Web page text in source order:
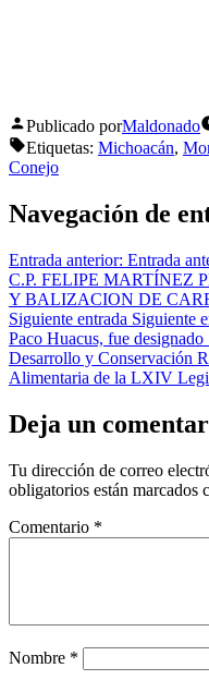
Publicado porMaldonado
Etiquetas: Michoacán,
Conejo
Navegación de
Entrada anterior: Entrada
C.P. FELIPE MARTÍNEZ
Y BALIZACION DE
Siguiente entrada Siguiente
Paco Huacus, fue
Desarrollo y Conservación
Alimentaria de la LXIV
Deja un
Tu dirección de correo
obligatorios están marcados
Comentario *
Nombre *